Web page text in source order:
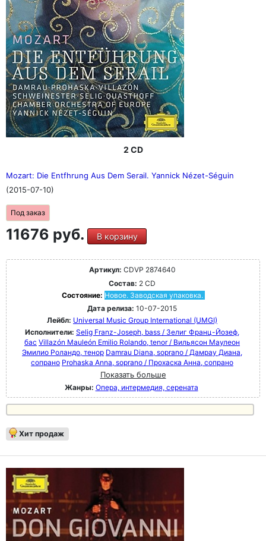
2 CD
Mozart: Die Entfhrung Aus Dem Serail. Yannick Nézet-Séguin
(2015-07-10)
Под заказ
11676 руб. В корзину
Артикул: CDVP 2874640
Состав: 2 CD
Состояние: Новое. Заводская упаковка.
Дата релиза: 10-07-2015
Лейбл: Universal Music Group International (UMGI)
Исполнители: Selig Franz-Joseph, bass / Зелиг Франц-Йозеф,
бас Villazón Mauleón Emilio Rolando, tenor / Вильясон Маулеон
Эмилио Роландо, тенор Damrau Diana, soprano / Дамрау Диана,
сопрано Prohaska Anna, soprano / Прохаска Анна, сопрано
Показать больше
Жанры: Опера, интермедия, серената
Хит продаж